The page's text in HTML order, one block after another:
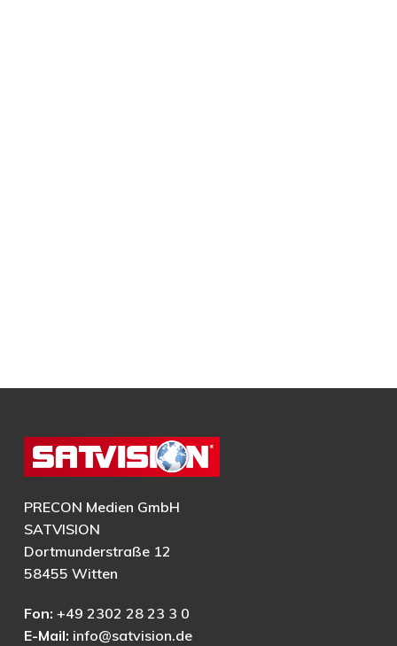
PRECON Medien GmbH
SATVISION
Dortmunderstraße 12
58455 Witten
Fon: +49 2302 28 23 3 0
E-Mail: info@satvision.de